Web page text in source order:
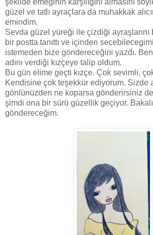
şekilde emeğinin karşılığını almasını
güzel ve tatlı ayraçlara da muhakkak
emindim.
Sevda güzel yüreği ile çizdiği ayraşlarını
bir postta tanıttı ve içinden
istemeden bize göndereceğini yazdı.
adını verdiği kızçeye talip oldum.
Bu gün elime geçti kızçe. Çok sevimli,
Kendisine çok teşekkür ediyorum. Sizde
gönlünüzden ne koparsa gönderirsiniz
şimdi ona bir sürü güzellik geçiyor.
göndereceğim.